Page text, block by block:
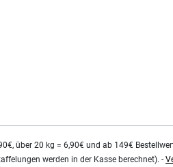
über 20 kg = 6,90€ und ab 149€
werden in der Kasse berechnet). -